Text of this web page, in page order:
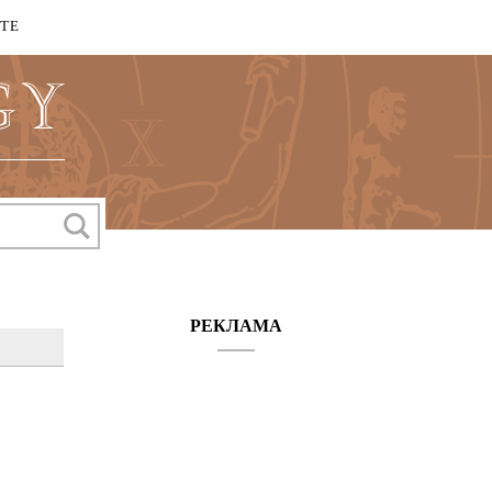
ВКЛАДКА)
РЕКЛАМА